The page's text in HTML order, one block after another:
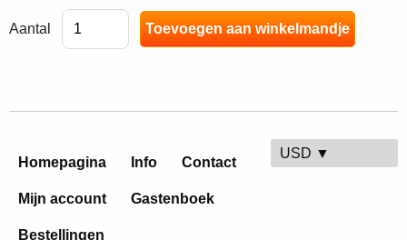
Aantal
Homepagina Info Contact
Mijn account Gastenboek
Bestellingen
USD ▼